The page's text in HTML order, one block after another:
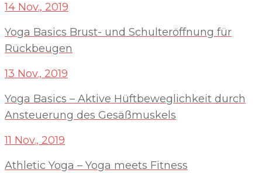
14 Nov., 2019
Yoga Basics Brust- und Schulteröffnung für
Rückbeugen
13 Nov., 2019
Yoga Basics – Aktive Hüftbeweglichkeit durch
Ansteuerung des Gesäßmuskels
11 Nov., 2019
Athletic Yoga – Yoga meets Fitness